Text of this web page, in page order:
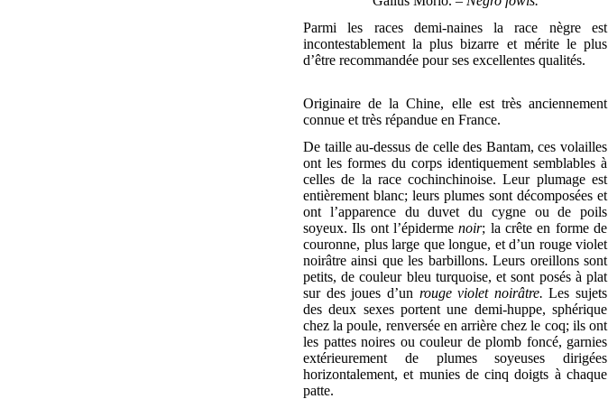
Parmi les races demi-naines la race nègre est
incontestablement la plus bizarre et mérite le plus
d’être recommandée pour ses excellentes qualités.
Originaire de la Chine, elle est très anciennement
connue et très répandue en France.
De taille au-dessus de celle des Bantam, ces volailles
ont les formes du corps identiquement semblables à
celles de la race cochinchinoise. Leur plumage est
entièrement blanc; leurs plumes sont décomposées et
ont l’apparence du duvet du cygne ou de poils
soyeux. Ils ont l’épidermenoir; la crête en forme de
couronne, plus large que longue, et d’un rouge violet
noirâtre ainsi que les barbillons. Leurs oreillons sont
petits, de couleur bleu turquoise, et sont posés à plat
sur des joues d’un rouge violet noirâtre. Les sujets
des deux sexes portent une demi-huppe, sphérique
chez la poule, renversée en arrière chez le coq; ils ont
les pattes noires ou couleur de plomb foncé, garnies
extérieurement de plumes soyeuses dirigées
horizontalement, et munies de cinq doigts à chaque
patte.